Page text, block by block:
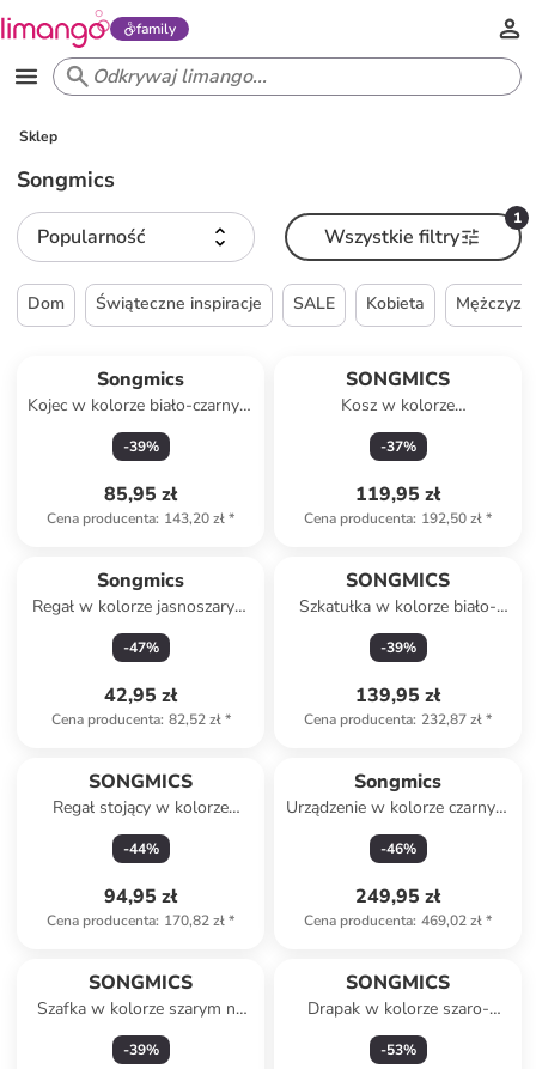
family
Sklep
Songmics
Popularność
1
Wszystkie filtry
Dom Świąteczne inspiracje SALE Kobieta
Songmics
Kojec w kolorze biało-czarnym
dla zwierząt - 143 x 46 x 73
cm
-39%
85,95 zł
Cena producenta: 143,20 zł*
SONGMICS
Kosz w kolorze
jasnobrązowo-białym na
pranie - 60 x 61,5 x 40 cm
-37%
119,95 zł
Cena producenta: 192,50 zł*
Songmics
Regał w kolorze jasnoszarym
na buty - 45 x 174 x 30 cm
-47%
42,95 zł
Cena producenta: 82,52 zł*
SONGMICS
Szkatułka w kolorze biało-
beżowym - 26 x 17 x 18 cm
-39%
139,95 zł
Cena producenta: 232,87 zł*
SONGMICS
Regał stojący w kolorze
jasnobrązowym - 60 x 66 x 26
cm
-44%
94,95 zł
Cena producenta: 170,82 zł*
Songmics
Urządzenie w kolorze czarnym
do kostek lodu - 25 x 32 x 31
cm
-46%
249,95 zł
Cena producenta: 469,02 zł*
SONGMICS
Szafka w kolorze szarym na
buty - 84 x 160 x 28 cm
-39%
SONGMICS
Drapak w kolorze szaro-
kremowym - 60 x 206 x 50
cm
-53%